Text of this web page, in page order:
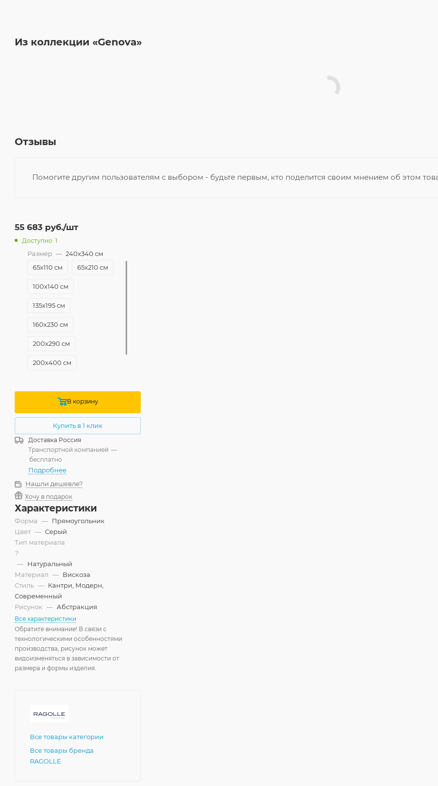
Из коллекции «Genova»
Отзывы
Помогите другим пользователям с выбором - будьте первым, кто поделится своим мнением об этом
55 683 руб./шт
Доступно: 1
Размер — 240x340 см
65x110 см
65x210 см
100x140 см
135x195 см
160x230 см
200x290 см
200x400 см
В корзину
Купить в 1 клик
Доставка Россия
Транспортной компанией —
бесплатно
Подробнее
Нашли дешевле?
Хочу в подарок
Характеристики
Форма — Прямоугольник
Цвет — Серый
Тип материала
?
— Натуральный
Материал — Вискоза
Стиль — Кантри, Модерн,
Современный
Рисунок — Абстракция
Все характеристики
Обратите внимание! В связи с
технологическими особенностями
производства, рисунок может
видоизменяться в зависимости от
размера и формы изделия.
Все товары категории
Все товары бренда
RAGOLLE